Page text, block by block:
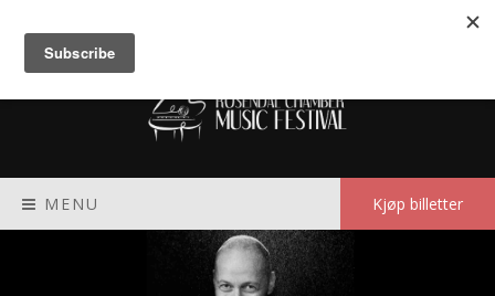
MENU Kjøp billetter